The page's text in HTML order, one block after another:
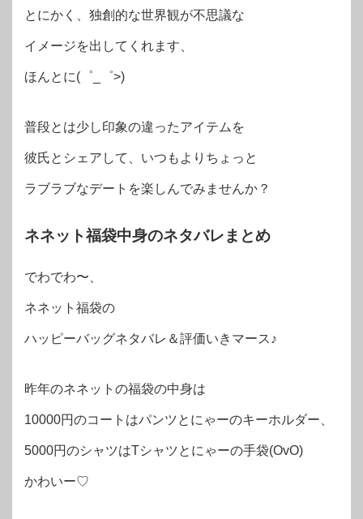
とにかく、独創的な世界観が不思議な
イメージを出してくれます、
ほんとに(゜_゜>)
普段とは少し印象の違ったアイテムを
彼氏とシェアして、いつもよりちょっと
ラブラブなデートを楽しんでみませんか？
ネネット福袋中身のネタバレまとめ
でわでわ〜、
ネネット福袋の
ハッピーバッグネタバレ＆評価いきマース♪
昨年のネネットの福袋の中身は
10000円のコートはパンツとにゃーのキーホルダー、
5000円のシャツはTシャツとにゃーの手袋(OvO)
かわいー♡